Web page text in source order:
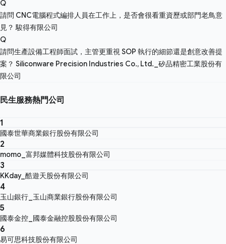
Q
請問 CNC電腦程式編排人員在工作上，是否會很看重資歷或部門老鳥意
見？ 駿得有限公司
Q
請問生產設備工程師面試，主管更重視 SOP 執行的細節還是創意改善提
案？ Siliconware Precision Industries Co., Ltd._矽品精密工業股份有
限公司
民生服務熱門公司
1
國泰世華商業銀行股份有限公司
2
momo_富邦媒體科技股份有限公司
3
KKday_酷遊天股份有限公司
4
玉山銀行_玉山商業銀行股份有限公司
5
國泰金控_國泰金融控股股份有限公司
6
易可思科技股份有限公司